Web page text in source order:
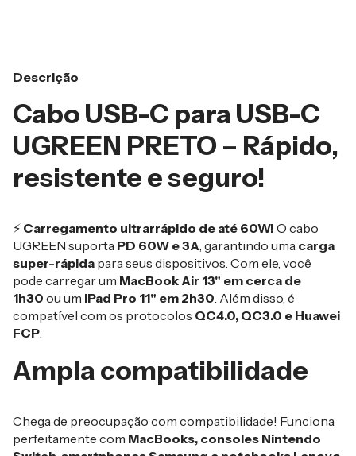
Descrição
Cabo USB-C para USB-C
UGREEN PRETO – Rápido,
resistente e seguro!
⚡ Carregamento ultrarrápido de até 60W! O cabo
UGREEN suporta PD 60W e 3A, garantindo uma carga
super-rápida para seus dispositivos. Com ele, você
pode carregar um MacBook Air 13" em cerca de
1h30 ou um iPad Pro 11" em 2h30. Além disso, é
compatível com os protocolos QC4.0, QC3.0 e Huawei
FCP.
Ampla compatibilidade
Chega de preocupação com compatibilidade! Funciona
perfeitamente com MacBooks, consoles Nintendo